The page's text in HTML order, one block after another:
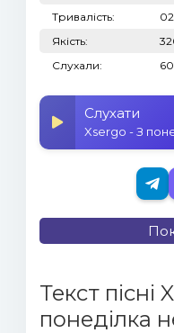
Тривалість:
Якість:
Слухали:
Слухати
Текст пісні
понеділка